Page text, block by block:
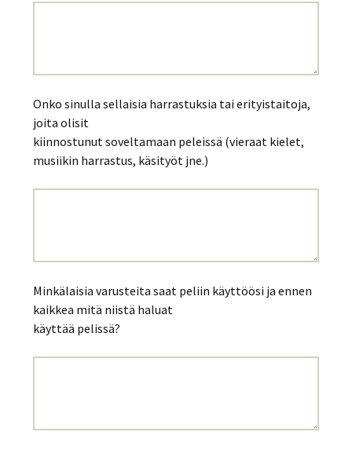
Onko sinulla sellaisia harrastuksia tai erityistaitoja,
joita olisit
kiinnostunut soveltamaan peleissä (vieraat kielet,
musiikin harrastus, käsityöt jne.)
Minkälaisia varusteita saat peliin käyttöösi ja ennen
kaikkea mitä niistä haluat
käyttää pelissä?